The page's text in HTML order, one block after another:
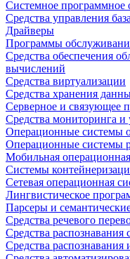
Системное программное
Средства управления
Драйверы
Программы
Средства обеспечения
вычислений
Средства виртуализации
Средства хранения
Серверное и связующее
Средства мониторинга и
Операционные системы
Операционные системы
Мобильная
Системы
Сетевая операционная
Лингвистическое
Парсеры и
Средства речевого
Средства распознавания
Средства распознавания